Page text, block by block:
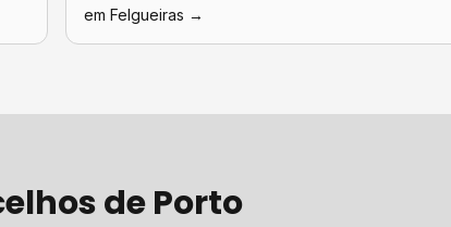
em Felgueiras →
dePorto